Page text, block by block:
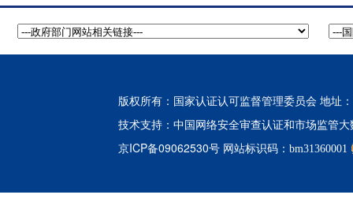
版权所有：国家认证认可监督管理委员会 地址
技术支持： 中国网络安全审查认证和市场监管
京ICP备09062530号 网站标识码：bm31360001